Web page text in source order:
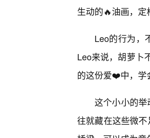
生动的🔥油画，定
Leo的行为，
Leo来说，胡萝卜
的这份爱❤️中，学
这个小小的
往就藏在这些微